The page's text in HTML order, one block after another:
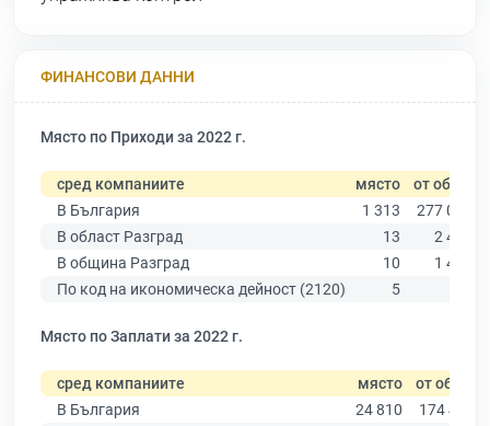
ФИНАНСОВИ ДАННИ
Място по Приходи за 2022 г.
сред компаниите място от общо
В България
1 313
277 019
В област Разград
13
2 463
В община Разград
10
1 495
По код на икономическа дейност (2120)
5
Място по Заплати за 2022 г.
сред компаниите място от общо
В България
24 810
174 403